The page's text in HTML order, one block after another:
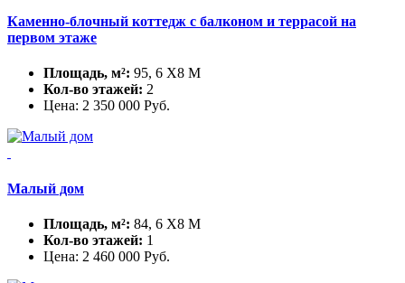
Каменно-блочный коттедж с балконом и террасой на
первом этаже
Площадь, м²: 95, 6 X8 М
Кол-во этажей: 2
Цена: 2 350 000 Руб.
Малый дом
Площадь, м²: 84, 6 X8 М
Кол-во этажей: 1
Цена: 2 460 000 Руб.